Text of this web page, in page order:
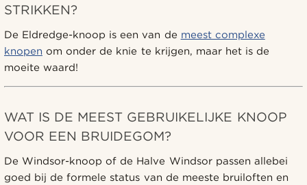
STRIKKEN?
De Eldredge-knoop is een van de meest complexe
knopen om onder de knie te krijgen, maar het is de
moeite waard!
WAT IS DE MEEST GEBRUIKELIJKE KNOOP
VOOR EEN BRUIDEGOM?
De Windsor-knoop of de Halve Windsor passen allebei
goed bij de formele status van de meeste bruiloften en